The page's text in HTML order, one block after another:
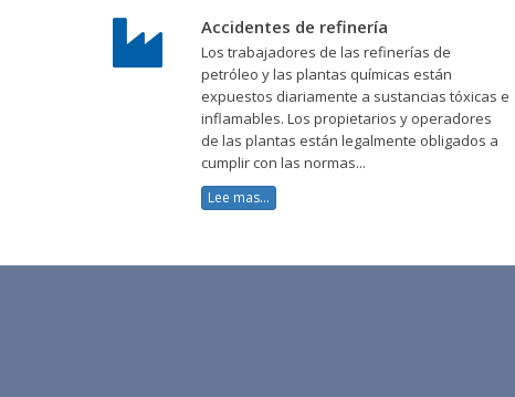
Accidentes de refinería
Los trabajadores de las refinerías de
petróleo y las plantas químicas están
expuestos diariamente a sustancias tóxicas e
inflamables. Los propietarios y operadores
de las plantas están legalmente obligados a
cumplir con las normas...
Lee mas...